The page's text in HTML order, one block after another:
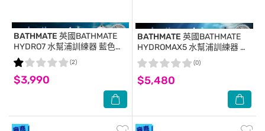
BATHMATE 英國BATHMATE
HYDRO7 水幫浦訓練器 藍色
BM-H7-AB
$3,990
(2)
BATHMATE 英國BATHMATE
HYDROMAX5 水幫浦訓練器 透
明色
$5,480
(0)